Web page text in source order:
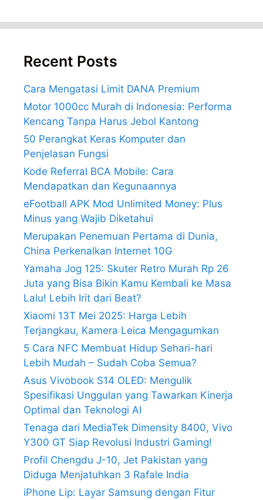
Recent Posts
Cara Mengatasi Limit DANA Premium
Motor 1000cc Murah di Indonesia: Performa
Kencang Tanpa Harus Jebol Kantong
50 Perangkat Keras Komputer dan
Penjelasan Fungsi
Kode Referral BCA Mobile: Cara
Mendapatkan dan Kegunaannya
eFootball APK Mod Unlimited Money: Plus
Minus yang Wajib Diketahui
Merupakan Penemuan Pertama di Dunia,
China Perkenalkan Internet 10G
Yamaha Jog 125: Skuter Retro Murah Rp 26
Juta yang Bisa Bikin Kamu Kembali ke Masa
Lalu! Lebih Irit dari Beat?
Xiaomi 13T Mei 2025: Harga Lebih
Terjangkau, Kamera Leica Mengagumkan
5 Cara NFC Membuat Hidup Sehari-hari
Lebih Mudah – Sudah Coba Semua?
Asus Vivobook S14 OLED: Mengulik
Spesifikasi Unggulan yang Tawarkan Kinerja
Optimal dan Teknologi AI
Tenaga dari MediaTek Dimensity 8400, Vivo
Y300 GT Siap Revolusi Industri Gaming!
Profil Chengdu J-10, Jet Pakistan yang
Diduga Menjatuhkan 3 Rafale India
iPhone Lip: Layar Samsung dengan Fitur